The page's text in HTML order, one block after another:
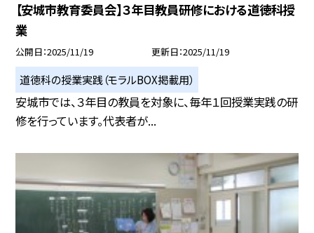
【安城市教育委員会】３年目教員研修における道徳科授
業
公開日 2025/11/19 更新日 2025/11/19
道徳科の授業実践（モラルBOX掲載用）
安城市では、３年目の教員を対象に、毎年１回授業実践の研
修を行っています。代表者が...